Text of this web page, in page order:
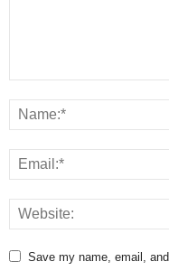
Save my name, email,